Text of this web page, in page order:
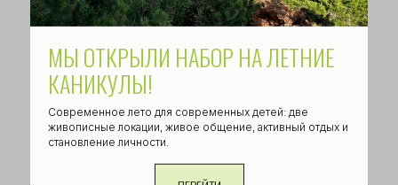
подробнее подробнее о школе
исследований
ТРЕТЬЯ СТУПЕНЬ:
ПРЕДПРИНИМАТЕЛЬ
МЫ ОТКРЫЛИ НАБОР НА ЛЕТНИЕ
КАНИКУЛЫ!
Современное лето для современных детей: две
живописные локации, живое общение, активный отдых и
становление личности.